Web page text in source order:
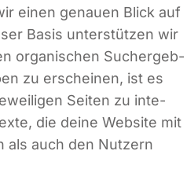
einen genau­en Blick auf
Basis unter­stüt­zen wir
orga­ni­schen Such­ergeb­
zu erschei­nen, ist es
Sei­ten zu inte­
die dei­ne Web­site mit
als auch den Nut­zern